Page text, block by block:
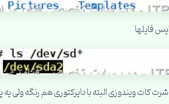
فایلها
کات ویندوزی البته با دایرکتوری هم رنگه ولی یه